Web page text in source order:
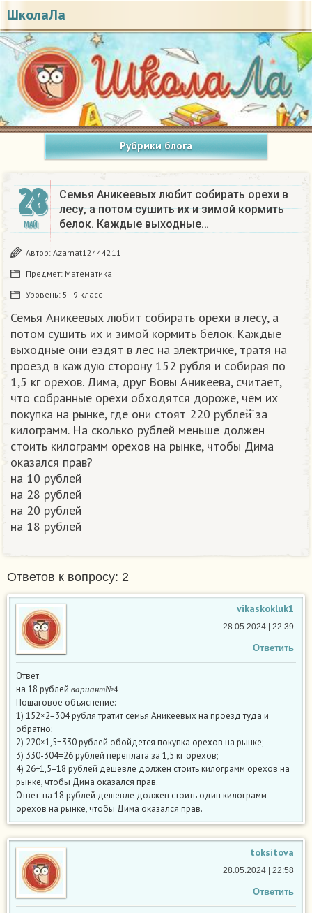
ШколаЛа
Рубрики блога
28
МАЙ
Семья Аникеевых любит собирать орехи в
лесу, а потом сушить их и зимой кормить
белок. Каждые выходные…
Автор: Azamat12444211
Предмет: Математика
Уровень: 5 - 9 класс
Семья Аникеевых любит собирать орехи в лесу, а
потом сушить их и зимой кормить белок. Каждые
выходные они ездят в лес на электричке, тратя на
проезд в каждую сторону 152 рубля и собирая по
1,5 кг орехов. Дима, друг Вовы Аникеева, считает,
что собранные орехи обходятся дороже, чем их
покупка на рынке, где они стоят 220 рублей̆ за
килограмм. На сколько рублей меньше должен
стоить килограмм орехов на рынке, чтобы Дима
оказался прав?
на 10 рублей
на 28 рублей
на 20 рублей
на 18 рублей​
Ответов к вопросу: 2
vikaskokluk1
Ответить
28.05.2024 | 22:39
Ответ:
на 18 рублей
№ 4
Пошаговое объяснение:
1) 152×2=304 рубля тратит семья Аникеевых на проезд туда и
обратно;
2) 220×1,5=330 рублей обойдется покупка орехов на рынке;
3) 330-304=26 рублей переплата за 1,5 кг орехов;
4) 26÷1,5=18 рублей дешевле должен стоить килограмм орехов на
рынке, чтобы Дима оказался прав.
Ответ: на 18 рублей дешевле должен стоить один килограмм
орехов на рынке, чтобы Дима оказался прав.
toksitova
Ответить
28.05.2024 | 22:58